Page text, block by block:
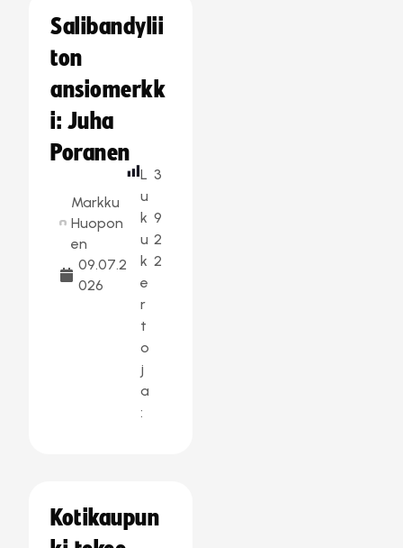
Salibandylii
ton
ansiomerkk
i: Juha
Poranen
Markku
Huopon
en
09.07.2
026
L
u
k
u
k
e
r
t
o
j
a
:
3
9
2
2
Kotikaupun